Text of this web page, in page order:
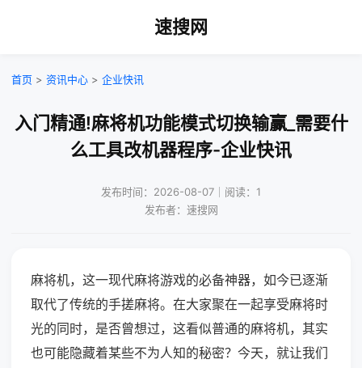
速搜网
首页 > 资讯中心 > 企业快讯
入门精通!麻将机功能模式切换输赢_需要什
么工具改机器程序-企业快讯
发布时间：2026-08-07｜阅读：1
发布者：速搜网
麻将机，这一现代麻将游戏的必备神器，如今已逐渐
取代了传统的手搓麻将。在大家聚在一起享受麻将时
光的同时，是否曾想过，这看似普通的麻将机，其实
也可能隐藏着某些不为人知的秘密？今天，就让我们